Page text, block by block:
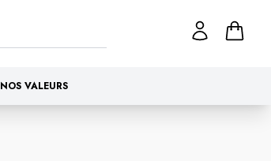
NOS VALEURS